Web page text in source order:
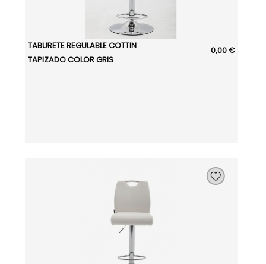
TABURETE REGULABLE COTTIN
TAPIZADO COLOR GRIS
0,00 €